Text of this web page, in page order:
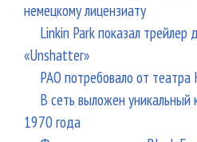
немецкому лицензиату
Linkin Park показал трейлер
«Unshatter»
РАО потребовало от
В сеть выложен уникальный
1970 года